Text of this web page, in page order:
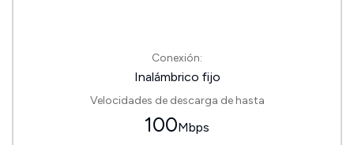
Conexión:
Inalámbrico fijo
Velocidades de descarga de hasta
100Mbps